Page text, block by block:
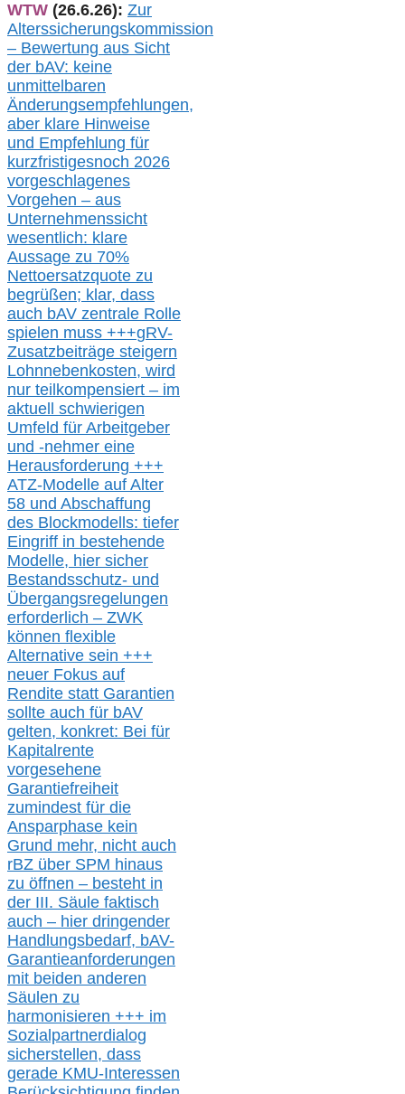
WTW (26.6.26): Zur
Alterssicherungskommission
– Bewertung aus Sicht
der bAV: keine
unmittelbaren
Änderungsempfehlungen,
aber klare Hinweise
und Empfehlung für
kurzfristigesnoch 2026
vorgeschlagenes
Vorgehen – aus
Unternehmenssicht
wesentlich: klare
Aussage zu 70%
Nettoersatzquote zu
begrüßen; klar, dass
auch bAV zentrale Rolle
spielen muss +++gRV-
Zusatzbeiträge steigern
Lohnnebenkosten, wird
nur teilkompensiert – im
aktuell schwierigen
Umfeld für Arbeitgeber
und -nehmer eine
Herausforderung +++
ATZ-Modelle auf Alter
58 und Abschaffung
des Blockmodells: tiefer
Eingriff in bestehende
Modelle, hier sicher
Bestandsschutz- und
Übergangsregelungen
erforderlich – ZWK
können flexible
Alternative sein +++
neuer Fokus auf
Rendite statt Garantien
sollte auch für bAV
gelten, konkret: Bei für
Kapitalrente
vorgesehene
Garantiefreiheit
zumindest für die
Ansparphase kein
Grund mehr, nicht auch
rBZ über SPM hinaus
zu öffnen – besteht in
der III. Säule faktisch
auch – hier dringender
Handlungsbedarf, bAV-
Garantieanforderungen
mit beiden anderen
Säulen zu
harmonisieren +++ im
Sozialpartnerdialog
sicherstellen, dass
gerade KMU-Interessen